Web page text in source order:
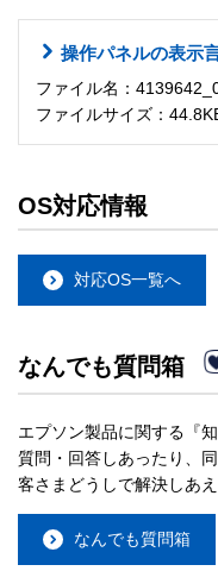
操作パネルの表示
ファイル名：
ファイルサイズ：
OS対応情報
対応OS一覧へ
なんでも質問箱
エプソン製品に関する『
質問・回答しあったり、
客さまどうしで解決しあ
なんでも質問箱